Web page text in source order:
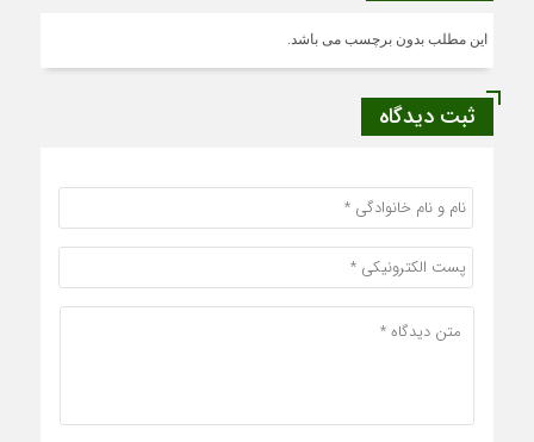
این مطلب بدون برچسب می باشد.
ثبت دیدگاه